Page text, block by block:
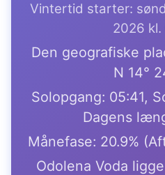
Vintertid starter:
2026 kl.
Den geografiske
N 14°
Solopgang: 05:41,
Dagens
Månefase: 20.9%
Odolena Voda